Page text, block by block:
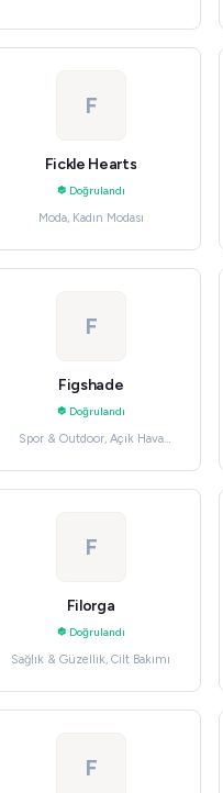
F
Fickle Hearts
Doğrulandı
Moda, Kadın Modası
F
Figshade
Doğrulandı
Spor & Outdoor, Açık Hava
F
Filorga
Doğrulandı
Sağlık & Güzellik, Cilt Bakımı
F